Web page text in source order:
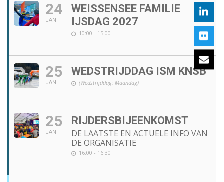
24
JAN
WEISSENSEE FAMILIE
IJSDAG 2027
10:00 - 15:00
25
JAN
WEDSTRIJDDAG ISM KNSB
(Wedstrijddag: Maandag)
25
JAN
RIJDERSBIJEENKOMST
DE LAATSTE EN ACTUELE INFO VAN
DE ORGANISATIE
16:00 - 16:30